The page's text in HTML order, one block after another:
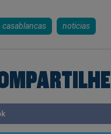
casablancas noticias